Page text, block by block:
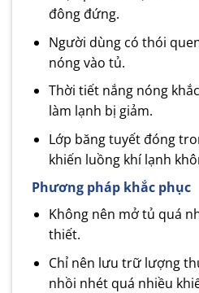
đông đứng.
Người dùng có thói
nóng vào tủ.
Thời tiết nắng nóng
làm lạnh bị giảm.
Lớp băng tuyết đóng
khiến luồng khí lạnh
Phương pháp khắc phục
Không nên mở tủ quá
thiết.
Chỉ nên lưu trữ lượng
nhồi nhét quá nhiều